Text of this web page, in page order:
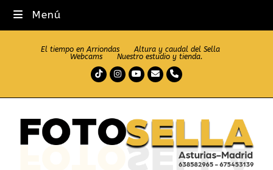
Menú
El tiempo en Arriondas
Altura y caudal del Sella
Webcams
Nuestro estudio y tienda.
TiktokInstagram
Youtube
CorreoTeléfono